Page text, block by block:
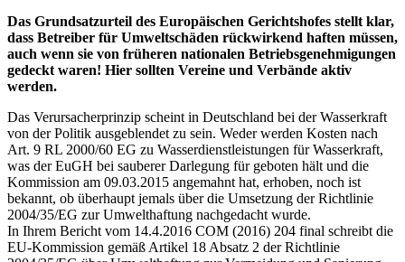
Das Grundsatzurteil des Europäischen Gerichtshofes stellt klar,
dass Betreiber für Umweltschäden rückwirkend haften müssen,
auch wenn sie von früheren nationalen Betriebsgenehmigungen
gedeckt waren! Hier sollten Vereine und Verbände aktiv
werden.
Das Verursacherprinzip scheint in Deutschland bei der Wasserkraft
von der Politik ausgeblendet zu sein. Weder werden Kosten nach
Art. 9 RL 2000/60 EG zu Wasserdienstleistungen für Wasserkraft,
was der EuGH bei sauberer Darlegung für geboten hält und die
Kommission am 09.03.2015 angemahnt hat, erhoben, noch ist
bekannt, ob überhaupt jemals über die Umsetzung der Richtlinie
2004/35/EG zur Umwelthaftung nachgedacht wurde.
In Ihrem Bericht vom 14.4.2016 COM (2016) 204 final schreibt die
EU-Kommission gemäß Artikel 18 Absatz 2 der Richtlinie